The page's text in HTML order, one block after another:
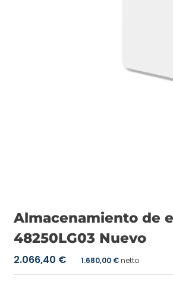
Almacenamiento de
48250LG03 Nuevo
2.066,40 € 1.680,00 €netto